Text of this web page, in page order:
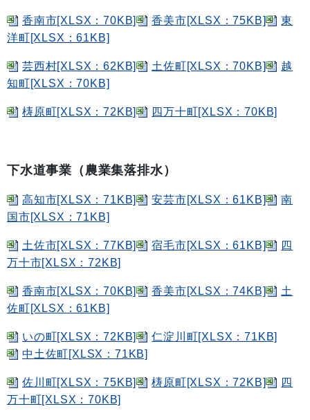
香南市[XLSX：70KB] 香美市[XLSX：75KB]
東
洋町[XLSX：61KB]
芸西村[XLSX：62KB] 土佐町[XLSX：70KB]
越
知町[XLSX：70KB]
梼原町[XLSX：72KB] 四万十町[XLSX：70KB]
下水道事業（農業集落排水）
高知市[XLSX：71KB] 安芸市[XLSX：61KB]
南
国市[XLSX：71KB]
土佐市[XLSX：77KB] 宿毛市[XLSX：61KB]
四
万十市[XLSX：72KB]
香南市[XLSX：70KB] 香美市[XLSX：74KB]
土
佐町[XLSX：61KB]
いの町[XLSX：72KB]
仁淀川町[XLSX：71KB]
中土佐町[XLSX：71KB]
佐川町[XLSX：75KB] 梼原町[XLSX：72KB]
四
万十町[XLSX：70KB]